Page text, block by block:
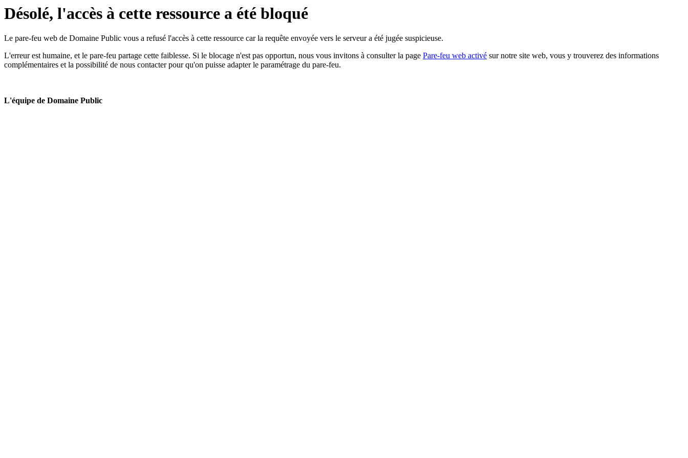
Désolé, l'accès à cette ressource a été bloqué
Le pare-feu web de Domaine Public vous a refusé l'accès à cette ressource car la requête envoyée vers le serveur a été jugée suspicieuse.
L'erreur est humaine, et le pare-feu partage cette faiblesse. Si le blocage n'est pas opportun, nous vous invitons à consulter la page Pare-feu web activé sur notre site web, vous y trouverez des informations
complémentaires et la possibilité de nous contacter pour qu'on puisse adapter le paramétrage du pare-feu.
L'équipe de Domaine Public